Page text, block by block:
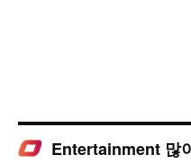
Entertainment 많